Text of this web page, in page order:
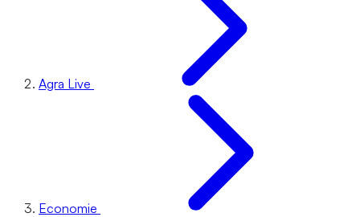
Agra Live
Economie